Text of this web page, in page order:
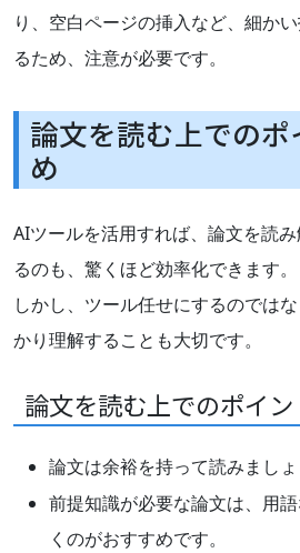
り、空白ページの挿入など、細か
るため、注意が必要です。
論文を読む上でのポ
め
AIツールを活用すれば、論文を読
るのも、驚くほど効率化できます。
しかし、ツール任せにするのでは
かり理解することも大切です。
論文を読む上でのポイン
論文は余裕を持って読みましょ
前提知識が必要な論文は、用
くのがおすすめです。